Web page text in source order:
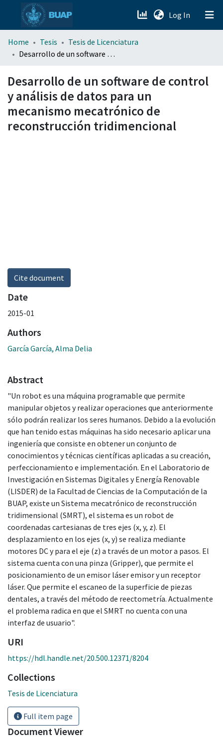
Log In (current)
menu.section.about_menu
Home Tesis
Tesis de Licenciatura
Desarrollo de un software de control y análisis de datos para un mecanismo mecatrónico de reconstrucción tridimencional
Desarrollo de un software de control
y análisis de datos para un
mecanismo mecatrónico de
reconstrucción tridimencional
Cite document
Date
2015-01
Authors
García García, Alma Delia
Abstract
"Un robot es una máquina programable que permite
manipular objetos y realizar operaciones que anteriormente
sólo podrán realizar los seres humanos. Debido a la evolución
que han tenido estas máquinas ha sido necesario aplicar una
ingeniería que consiste en obtener un conjunto de
conocimientos y técnicas científicas aplicadas a su creación,
perfeccionamiento e implementación. En el Laboratorio de
Investigación en Sistemas Digitales y Energía Renovable
(LISDER) de la Facultad de Ciencias de la Computación de la
BUAP, existe un Sistema mecatrónico de reconstrucción
tridimensional (SMRT), el sistema es un robot de
coordenadas cartesianas de tres ejes (x, y, z). El
desplazamiento en los ejes (x, y) se realiza mediante
motores DC y para el eje (z) a través de un motor a pasos. El
sistema cuenta con una pinza (Gripper), que permite el
posicionamiento de un emisor láser emisor y un receptor
láser. Que permite el escaneo de la superficie de piezas
dentales, a través del método de reectometría. Actualmente
el problema radica en que el SMRT no cuenta con una
interfaz de usuario".
URI
https://hdl.handle.net/20.500.12371/8204
Collections
Tesis de Licenciatura
Full item page
Document Viewer